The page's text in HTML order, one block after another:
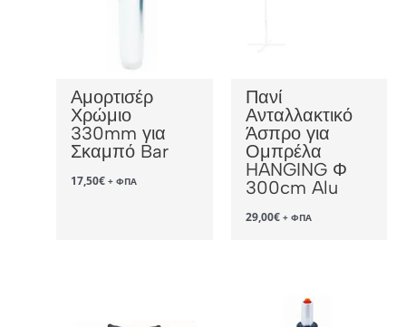
Αμορτισέρ
Χρώμιο
330mm για
Σκαμπό Bar
17,50€ + ΦΠΑ
Πανί
Ανταλλακτικό
Άσπρο για
Ομπρέλα
HANGING Φ
300cm Alu
29,00€ + ΦΠΑ